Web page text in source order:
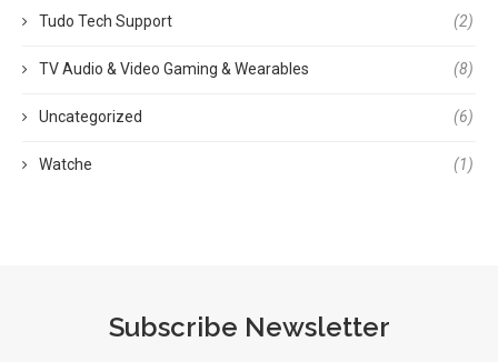
Tudo Tech Support (2)
TV Audio & Video Gaming & Wearables (8)
Uncategorized (6)
Watche (1)
Subscribe Newsletter